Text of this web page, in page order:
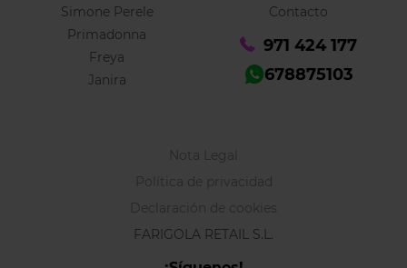
Simone Perele
Primadonna
Freya
Janira
Contacto
971 424 177
678875103
Nota Legal
Política de privacidad
Declaración de cookies
FARIGOLA RETAIL S.L.